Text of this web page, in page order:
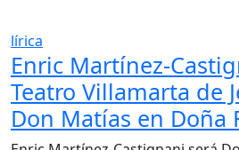
lírica
Enric Martínez-
Teatro Villamarta de
Don Matías en Doña